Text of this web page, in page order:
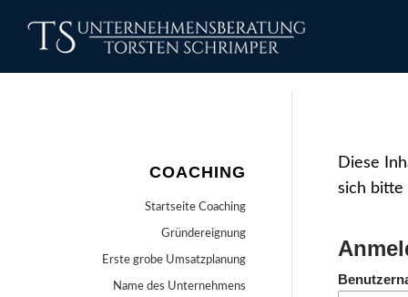
Diese
sich bitte
COACHING
Startseite Coaching
Gründereignung
Erste grobe Umsatzplanung
Name des Unternehmens